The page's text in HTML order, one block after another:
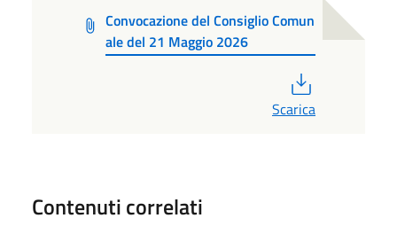
Convocazione del Consiglio Comun
ale del 21 Maggio 2026
Scarica
Contenuti correlati